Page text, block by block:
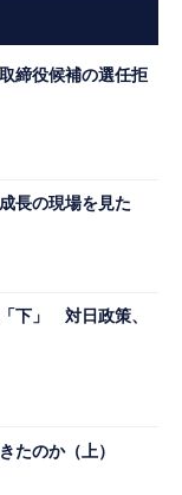
締役候補の選任拒
長の現場を見た
下」 対日政策、
たのか（上）